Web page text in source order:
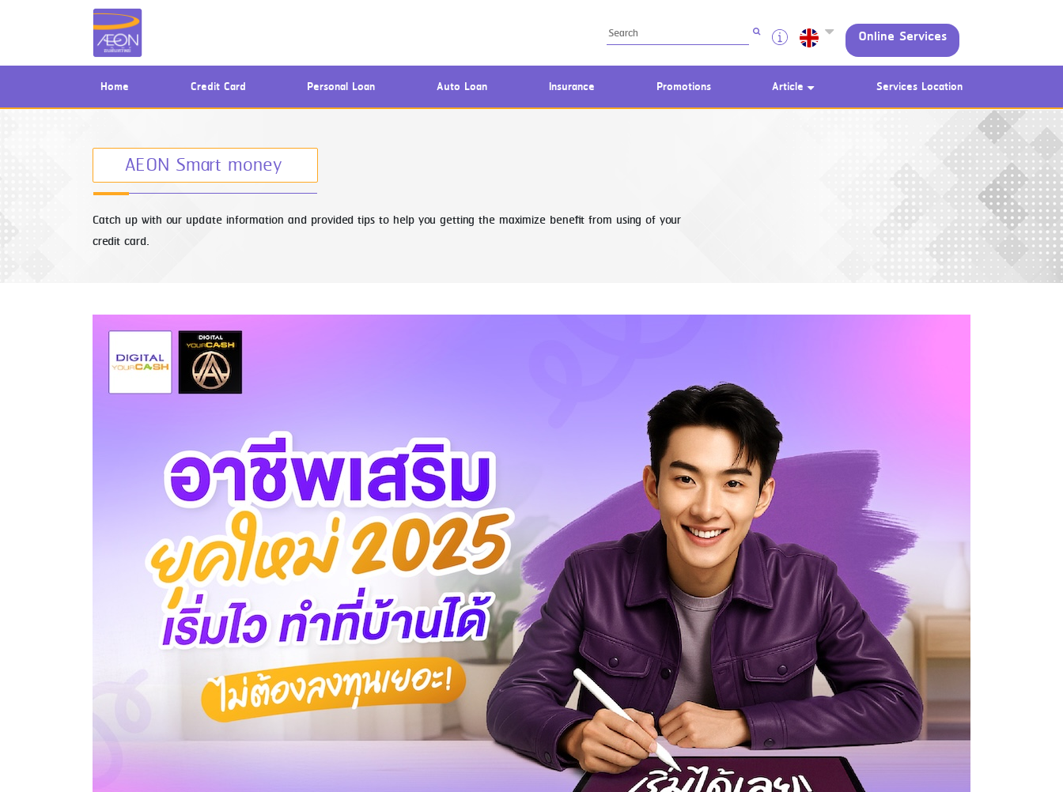
Online Services
Home Credit Card Personal Loan Auto Loan Insurance Promotions Article Services Location
AEON Smart money
Catch up with our update information and provided tips to help you getting the maximize benefit from using of your
credit card.
Using AEON Cards - Shopping (Online)
Using AEON Cards - Cashing /
Advanced Cash Withdrawal